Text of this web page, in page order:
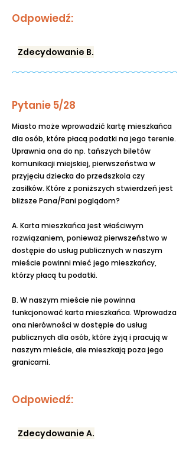
Odpowiedź:
Zdecydowanie B.
Pytanie 5/28
Miasto może wprowadzić kartę mieszkańca
dla osób, które płacą podatki na jego terenie.
Uprawnia ona do np. tańszych biletów
komunikacji miejskiej, pierwszeństwa w
przyjęciu dziecka do przedszkola czy
zasiłków. Które z poniższych stwierdzeń jest
bliższe Pana/Pani poglądom?
A. Karta mieszkańca jest właściwym
rozwiązaniem, ponieważ pierwszeństwo w
dostępie do usług publicznych w naszym
mieście powinni mieć jego mieszkańcy,
którzy płacą tu podatki.
B. W naszym mieście nie powinna
funkcjonować karta mieszkańca. Wprowadza
ona nierówności w dostępie do usług
publicznych dla osób, które żyją i pracują w
naszym mieście, ale mieszkają poza jego
granicami.
Odpowiedź:
Zdecydowanie A.